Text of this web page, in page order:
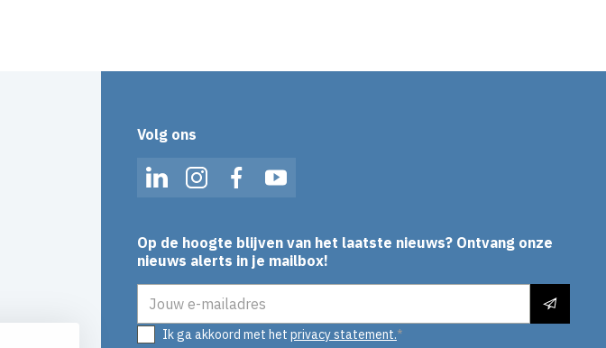
Volg ons
LinkedInInstagramFacebookYouTube
Op de hoogte blijven van het laatste nieuws? Ontvang onze
nieuws alerts in je mailbox!
Ik ga akkoord met het privacy statement.